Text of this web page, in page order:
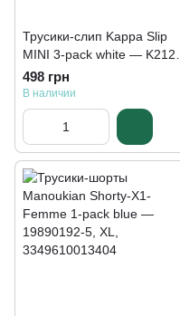
Трусики-слип Kappa Slip
MINI 3-pack white — K2121
Bianco
498 грн
В наличии